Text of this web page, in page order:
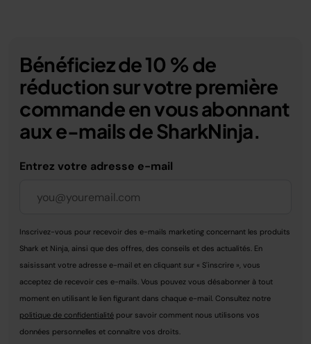
Bénéficiez de 10 % de
réduction sur votre première
commande en vous abonnant
aux e-mails de SharkNinja.
Entrez votre adresse e-mail
Inscrivez-vous pour recevoir des e-mails marketing concernant les produits
Shark et Ninja, ainsi que des offres, des conseils et des actualités. En
saisissant votre adresse e-mail et en cliquant sur « S'inscrire », vous
acceptez de recevoir ces e-mails. Vous pouvez vous désabonner à tout
moment en utilisant le lien figurant dans chaque e-mail. Consultez notre
politique de confidentialité pour savoir comment nous utilisons vos
données personnelles et connaître vos droits.